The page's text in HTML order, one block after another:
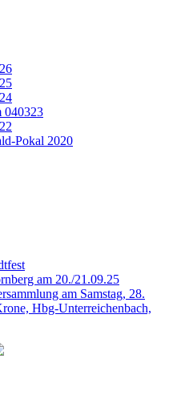
040323
Pokal 2020
am 20./21.09.25
am Samstag, 28.
Hbg-Unterreichenbach,